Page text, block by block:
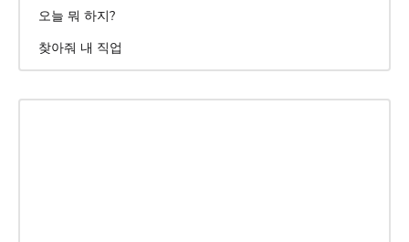
오늘 뭐 하지?
찾아줘 내 직업